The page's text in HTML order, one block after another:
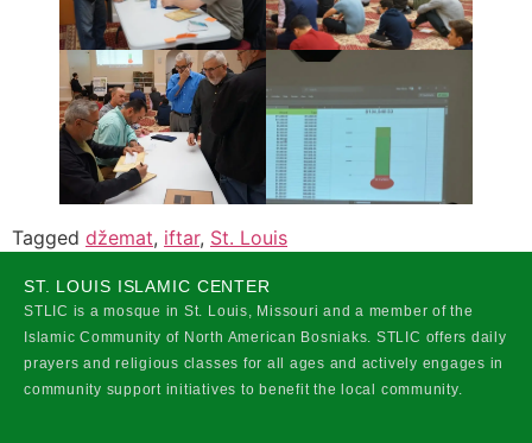
Tagged džemat, iftar, St. Louis
ST. LOUIS ISLAMIC CENTER
STLIC is a mosque in St. Louis, Missouri and a member of the
Islamic Community of North American Bosniaks. STLIC offers daily
prayers and religious classes for all ages and actively engages in
community support initiatives to benefit the local community.